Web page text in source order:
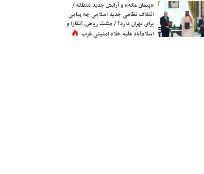
«پیمان مکه» و آرایش جدید منطقه /
ائتلاف نظامی جدید اسلامی چه پیامی
برای تهران دارد؟ / مثلث ریاض، آنکارا و
اسلام‌آباد علیه خلاء امنیتی غرب